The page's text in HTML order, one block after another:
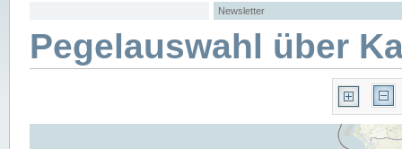
Newsletter
Pegelauswahl über